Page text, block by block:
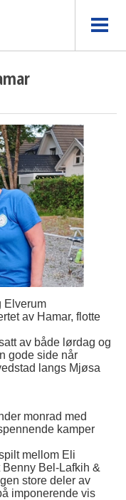
Elverum
av Hamar, flotte
av både lørdag og
gode side når
langs Mjøsa
monrad med
kamper
mellom Eli
Bel-Lafkih &
store deler av
imponerende vis